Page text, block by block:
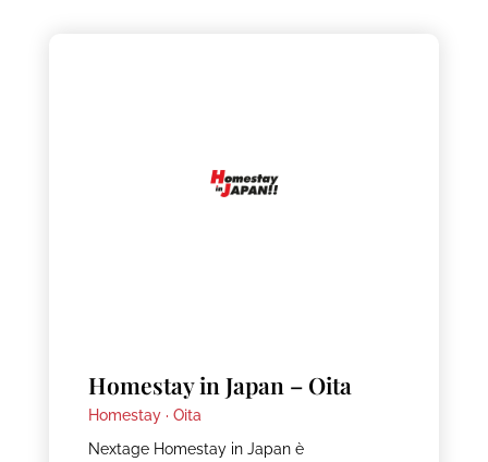
Homestay in Japan – Oita
Homestay · Oita
Nextage Homestay in Japan è